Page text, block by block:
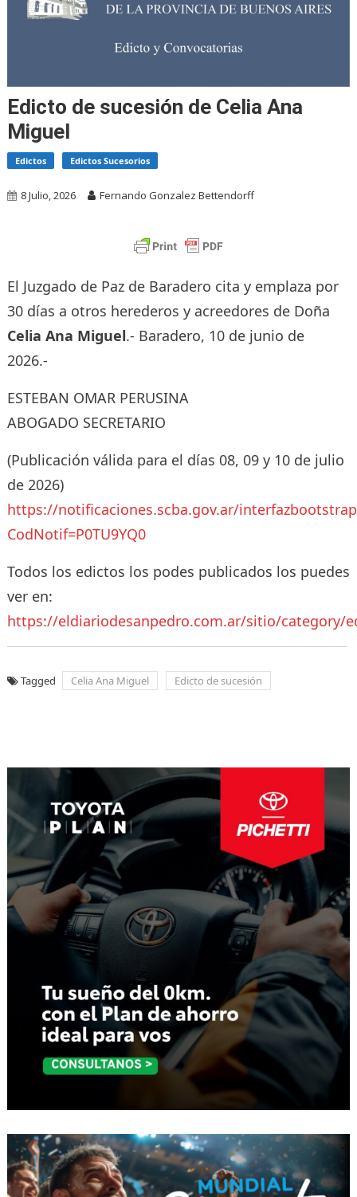
Edicto de sucesión de Celia Ana
Miguel
Edictos Edictos Sucesorios
8 Julio, 2026 Fernando Gonzalez Bettendorff
El Juzgado de Paz de Baradero cita y emplaza por
30 días a otros herederos y acreedores de Doña
Celia Ana Miguel.- Baradero, 10 de junio de
2026.-
ESTEBAN OMAR PERUSINA
ABOGADO SECRETARIO
(Publicación válida para el días 08, 09 y 10 de julio
de 2026)
https://notificaciones.scba.gov.ar/
CodNotif=P0TU9YQ0
Todos los edictos los podes publicados los puedes
ver en:
https://eldiariodesanpedro.com.ar/sitio/category/
Tagged Celia Ana Miguel Edicto de sucesión
entradas